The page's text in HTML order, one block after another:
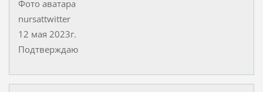
Фото аватара
nursattwitter
12 мая 2023г.
Подтверждаю